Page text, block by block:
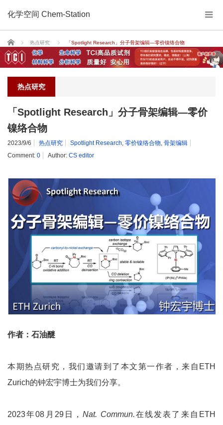
化学空间 Chem-Station
Home 热点研究 「Spotlight Research」分子骨架编辑―零价镍络合物
热点研究
「Spotlight Research」分子骨架编辑―零价
镍络合物
2023/9/6 热点研究 Spotlight Research 零价镍络合物 骨架编辑
Comment: 0 Author: CS editor
作者：石油醚
本期热点研究，我们邀请到了本文第一作者，来自ETH
Zurich的钟宏宇博士为我们分享。
2023年08月29日，Nat. Commun.在线发表了来自ETH